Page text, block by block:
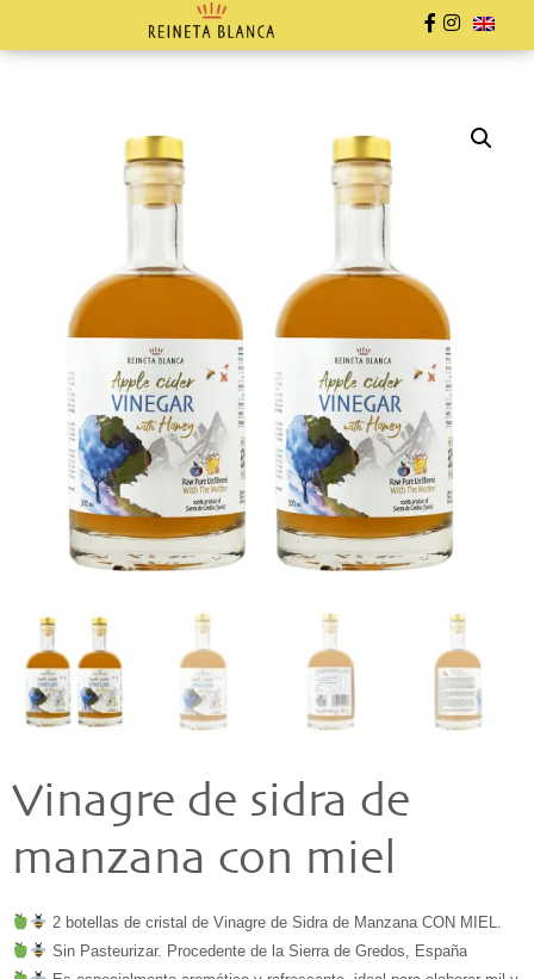
Vinagre de sidra de
manzana con miel